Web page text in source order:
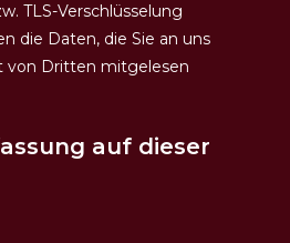
TLS-Verschlüsselung
die Daten, die Sie an uns
von Dritten mitgelesen
auf dieser